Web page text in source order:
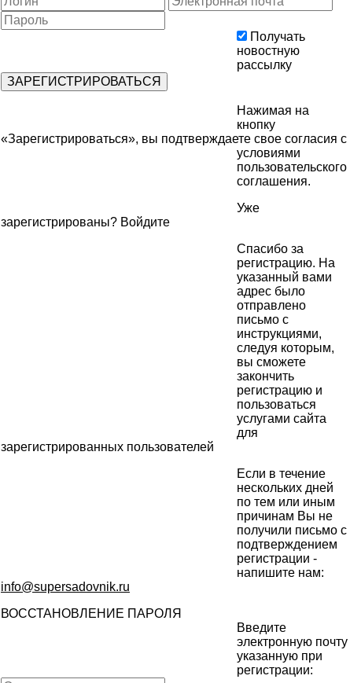
Получать
новостную
рассылку
Нажимая на
кнопку
«Зарегистрироваться», вы подтверждаете свое согласия с
условиями
пользовательского
соглашения.
Уже
зарегистрированы? Войдите
Спасибо за
регистрацию. На
указанный вами
адрес было
отправлено
письмо с
инструкциями,
следуя которым,
вы сможете
закончить
регистрацию и
пользоваться
услугами сайта
для
зарегистрированных пользователей
Если в течение
нескольких дней
по тем или иным
причинам Вы не
получили письмо с
подтверждением
регистрации -
напишите нам:
info@supersadovnik.ru
ВОССТАНОВЛЕНИЕ ПАРОЛЯ
Введите
электронную почту
указанную при
регистрации: